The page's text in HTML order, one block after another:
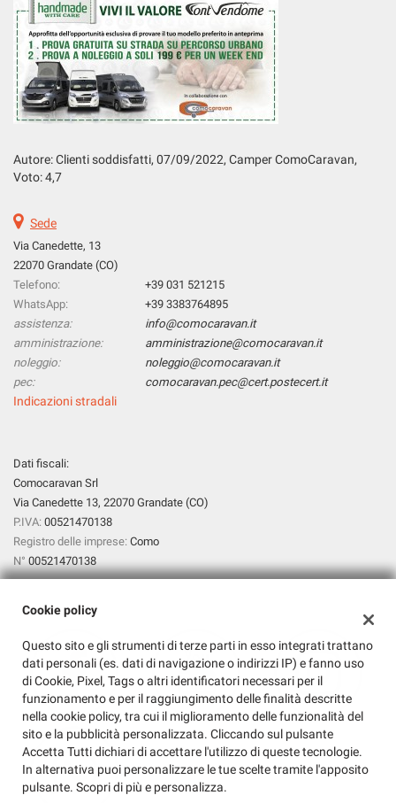
Autore: Clienti soddisfatti, 07/09/2022, Camper ComoCaravan,
Voto: 4,7
Sede
Via Canedette, 13
22070 Grandate (CO)
Telefono:
+39 031 521215
WhatsApp:
+39 3383764895
assistenza:
info@comocaravan.it
amministrazione:
amministrazione@comocaravan.it
noleggio:
noleggio@comocaravan.it
pec:
comocaravan.pec@cert.postecert.it
Indicazioni stradali
Dati fiscali:
Comocaravan Srl
Via Canedette 13, 22070 Grandate (CO)
P.IVA: 00521470138
Registro delle imprese: Como
N° 00521470138
Cookie policy
Questo sito e gli strumenti di terze parti in esso integrati trattano
dati personali (es. dati di navigazione o indirizzi IP) e fanno uso
di Cookie, Pixel, Tags o altri identificatori necessari per il
funzionamento e per il raggiungimento delle finalità descritte
nella cookie policy, tra cui il miglioramento delle funzionalità del
sito e la pubblicità personalizzata. Cliccando sul pulsante
Accetta Tutti dichiari di accettare l'utilizzo di queste tecnologie.
In alternativa puoi personalizzare le tue scelte tramite l'apposito
pulsante. Scopri di più e personalizza.
Salva
le
impostazioni